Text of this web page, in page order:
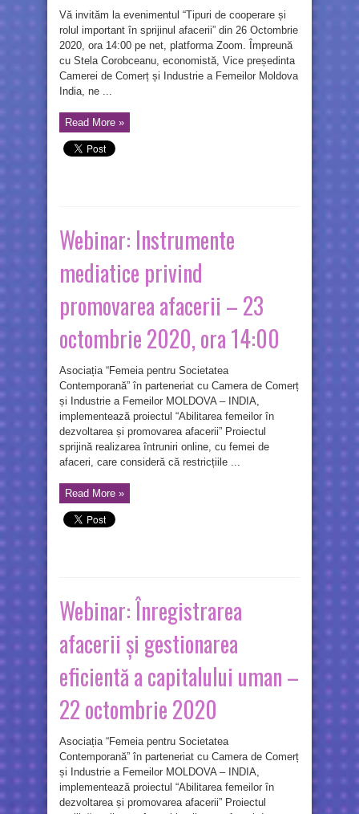
Vă invităm la evenimentul “Tipuri de cooperare și
rolul important în sprijinul afacerii” din 26 Octombrie
2020, ora 14:00 pe net, platforma Zoom. Împreună
cu Stela Corobceanu, economistă, Vice președinta
Camerei de Comerț și Industrie a Femeilor Moldova
India, ne ...
Read More »
Webinar: Instrumente
mediatice privind
promovarea afacerii – 23
octombrie 2020, ora 14:00
Asociația “Femeia pentru Societatea
Contemporană” în parteneriat cu Camera de Comerț
și Industrie a Femeilor MOLDOVA – INDIA,
implementează proiectul “Abilitarea femeilor în
dezvoltarea și promovarea afacerii” Proiectul
sprijină realizarea întruniri online, cu femei de
afaceri, care consideră că restricțiile ...
Read More »
Webinar: Înregistrarea
afacerii și gestionarea
eficientă a capitalului uman –
22 octombrie 2020
Asociația “Femeia pentru Societatea
Contemporană” în parteneriat cu Camera de Comerț
și Industrie a Femeilor MOLDOVA – INDIA,
implementează proiectul “Abilitarea femeilor în
dezvoltarea și promovarea afacerii” Proiectul